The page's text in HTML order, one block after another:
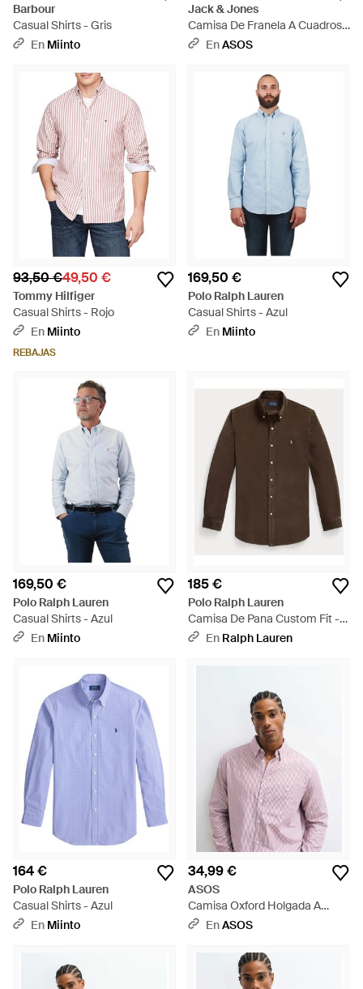
Barbour
Casual Shirts - Gris
En Miinto
Jack & Jones
Camisa De Franela A Cuadros
En - Azul
EnASOS
93,50 €49,50 €
Tommy Hilfiger
Casual Shirts - Rojo
En Miinto
REBAJAS
169,50 €
Polo Ralph Lauren
Casual Shirts - Azul
En Miinto
169,50 €
Polo Ralph Lauren
Casual Shirts - Azul
En Miinto
185 €
Polo Ralph Lauren
Camisa De Pana Custom Fit -
Marrón
En Ralph Lauren
164 €
Polo Ralph Lauren
Casual Shirts - Azul
En Miinto
34,99 €
ASOS
Camisa Oxford Holgada A
Rayas En Burdeos-Rojo - Rosa
EnASOS